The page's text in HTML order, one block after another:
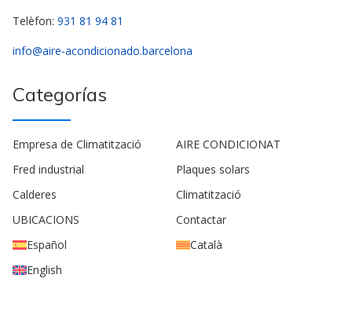
Telèfon: 931 81 94 81
info@aire-acondicionado.barcelona
Categorías
Empresa de Climatització
AIRE CONDICIONAT
Fred industrial
Plaques solars
Calderes
Climatització
UBICACIONS
Contactar
Español
Català
English